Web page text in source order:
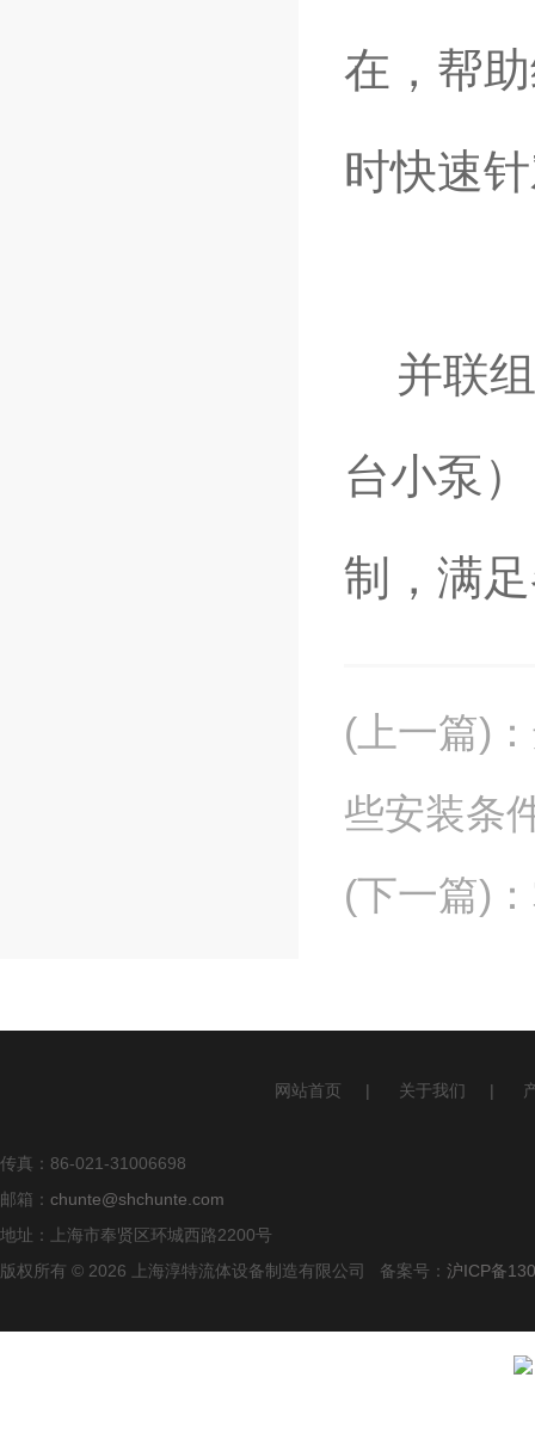
在，帮
时快速
并联组
台小泵
制，满
(上一篇) ：
些安装条
(下一篇) ：
网站首页 | 关于我们 |
传真：86-021-31006698
邮箱： chunte@shchunte.com
地址：上海市奉贤区环城西路2200号
版权所有 © 2026 上海淳特流体设备制造有限公司 备案号： 沪ICP备